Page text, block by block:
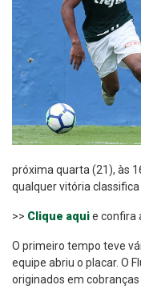
próxima quarta (21), às
qualquer vitória classifica
>> Clique aquie confira
O primeiro tempo teve
equipe abriu o placar. O
originados em